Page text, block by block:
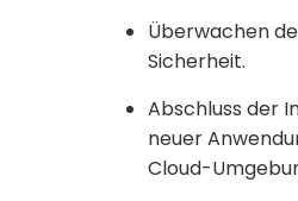
Überwachen
Sicherheit.
Abschluss der
neuer
Cloud-